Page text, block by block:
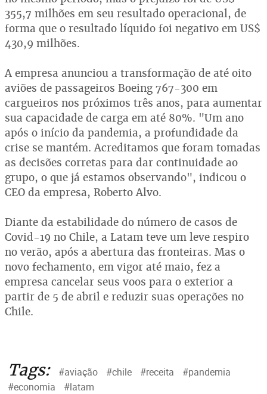
355,7 milhões em seu resultado operacional, de
forma que o resultado líquido foi negativo em US$
430,9 milhões.
A empresa anunciou a transformação de até oito
aviões de passageiros Boeing 767-300 em
cargueiros nos próximos três anos, para aumentar
sua capacidade de carga em até 80%. "Um ano
após o início da pandemia, a profundidade da
crise se mantém. Acreditamos que foram tomadas
as decisões corretas para dar continuidade ao
grupo, o que já estamos observando", indicou o
CEO da empresa, Roberto Alvo.
Diante da estabilidade do número de casos de
Covid-19 no Chile, a Latam teve um leve respiro
no verão, após a abertura das fronteiras. Mas o
novo fechamento, em vigor até maio, fez a
empresa cancelar seus voos para o exterior a
partir de 5 de abril e reduzir suas operações no
Chile.
Tags: #aviação #chile #receita
#pandemia
#economia
#latam